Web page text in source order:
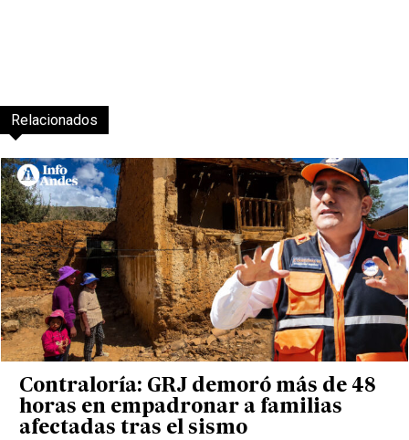
Relacionados
Contraloría: GRJ demoró más de 48
horas en empadronar a familias
afectadas tras el sismo